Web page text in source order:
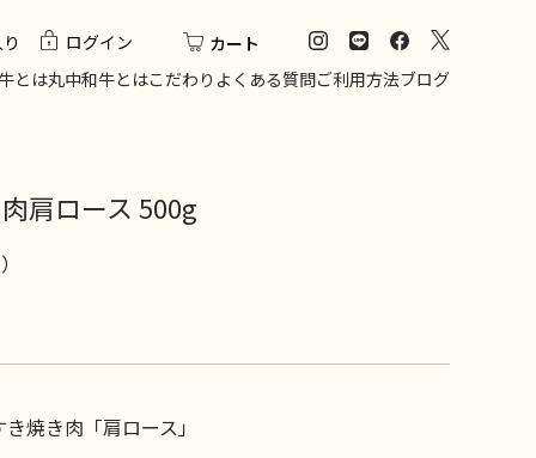
ログイン
カート
とは丸中和牛とはこだわり よくある質問ご利用方法ブログ
肩ロース 500g
焼き肉「肩ロース」